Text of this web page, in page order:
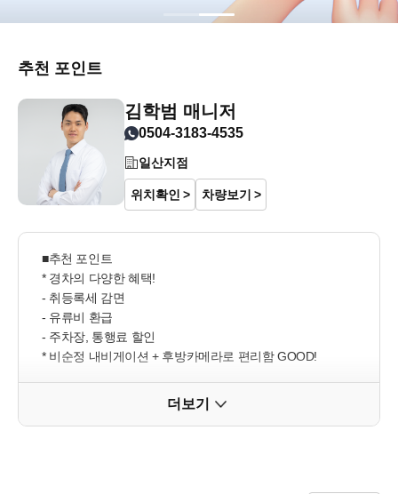
추천 포인트
김학범 매니저
0504-3183-4535
일산지점
위치확인 차량보기
■추천 포인트
* 경차의 다양한 혜택!
- 취등록세 감면
- 유류비 환급
- 주차장, 통행료 할인
* 비순정 내비게이션 + 후방카메라로 편리함 GOOD!
------------------------------------------------
더보기